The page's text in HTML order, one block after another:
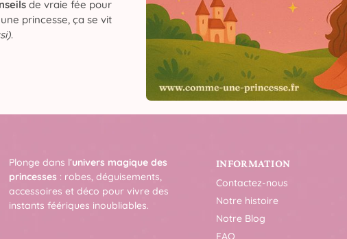
de vraie fée pour
princesse, ça se vit
.
Plonge dans l’univers magique des
princesses : robes, déguisements,
accessoires et déco pour vivre des
instants féériques inoubliables.
INFORMATION
Contactez-nous
Notre histoire
Notre Blog
FAQ